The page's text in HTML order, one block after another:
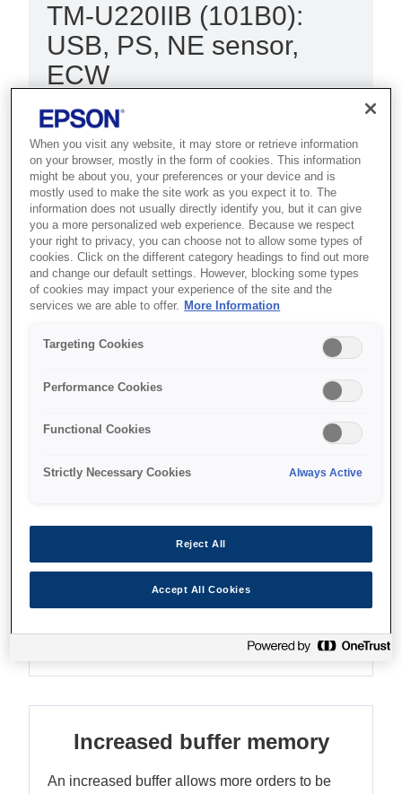
TM-U220IIB (101B0):
USB, PS, NE sensor,
ECW
Best for kitchens, retail and hospitality
that need reliable, drop-in dot matrix
receipt printing.
Impact receipt printing
Drop-in paper load
Accepts three paper sizes
Easy to use
Increased buffer memory
An increased buffer allows more orders to be
When you visit any website, it may store or retrieve information
on your browser, mostly in the form of cookies. This information
might be about you, your preferences or your device and is
mostly used to make the site work as you expect it to. The
information does not usually directly identify you, but it can give
you a more personalized web experience. Because we respect
your right to privacy, you can choose not to allow some types of
cookies. Click on the different category headings to find out more
and change our default settings. However, blocking some types
of cookies may impact your experience of the site and the
services we are able to offer. More Information
Targeting Cookies
Performance Cookies
Functional Cookies
Strictly Necessary Cookies Always Active
Reject All
Accept All Cookies